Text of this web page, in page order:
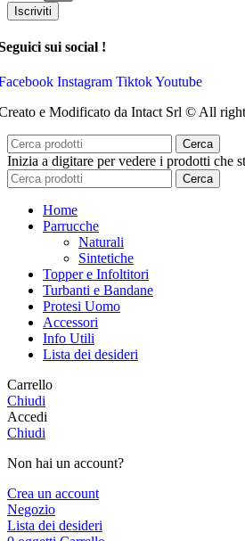
Iscriviti
sui social !
Instagram TiktokYoutube
e Modificato da Intact Srl © All
Cerca
Inizia a digitare per vedere i prodotti che
Cerca
Home
Parrucche
Naturali
Sintetiche
Topper e Infoltitori
Turbanti e Bandane
Protesi Uomo
Accessori
Info Utili
Lista dei desideri
Carrello
Chiudi
Accedi
Chiudi
Non hai un account?
Crea un account
Negozio
Lista dei desideri